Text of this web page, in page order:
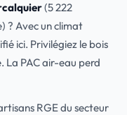
(5 222
? Avec un climat
ici. Privilégiez le bois
La PAC air-eau perd
RGE du secteur